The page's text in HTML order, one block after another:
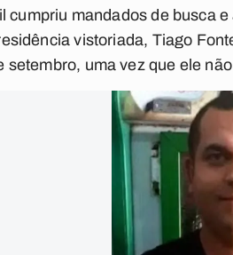
cumpriu mandados de busca
vistoriada, Tiago
setembro, uma vez que ele